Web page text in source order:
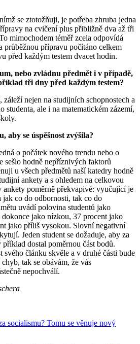
se ztotožňuji, je potřeba zhruba jedna
na cvičení plus přibližně dva až tři
mimochodem téměř zcela odpovídá
průběžnou přípravu počítáno celkem
před každým testem dvacet hodin.
nebo zvládnu předmět i v případě,
tři dny před každým testem?
nejen na studijních schopnostech a
studenta, ale i na matematickém zázemí,
aby se úspěšnost zvýšila?
o počátek nového trendu nebo o
sešlo hodně nepříznivých faktorů
u všech předmětů naší katedry hodně
ankety a s ohledem na celkovou
ankety poměrně překvapivé: vyučující je
jak co do odbornosti, tak co do
uvádí polovina studentů jako
dokonce jako nízkou, 37 procent jako
jako příliš vysokou. Slovní negativní
Jeden student se dožaduje, aby za
příklad dostal poměrnou část bodů.
svého článku skvěle a v druhé části bude
tak se obávám, že vás
nepochválí.
socialismu? Tomu se věnuje nový